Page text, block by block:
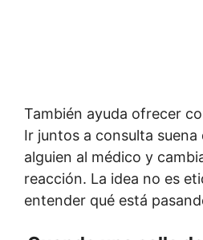
También ayuda ofrecer
Ir juntos a consulta
alguien al médico y
reacción. La idea no es
entender qué está